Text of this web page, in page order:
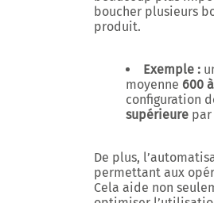
boucher plusieurs
produit.
Exemple :
moyenne 600
configuration
supérieure
De plus,
permettant aux
Cela aide non